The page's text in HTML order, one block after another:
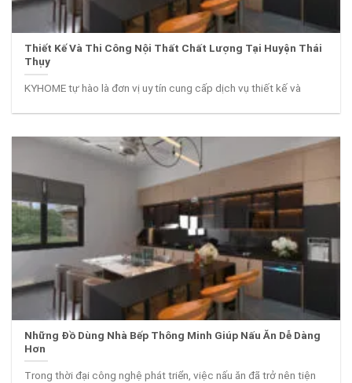
Thiết Kế Và Thi Công Nội Thất Chất Lượng Tại Huyện Thái
Thụy
KYHOME tự hào là đơn vị uy tín cung cấp dịch vụ thiết kế và
Những Đồ Dùng Nhà Bếp Thông Minh Giúp Nấu Ăn Dễ Dàng
Hơn
Trong thời đại công nghệ phát triển, việc nấu ăn đã trở nên tiện